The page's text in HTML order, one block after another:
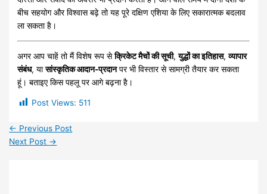
बीच सहयोग और विश्वास बढ़े तो यह पूरे दक्षिण एशिया के लिए सकारात्मक बदलाव
ला सकता है।
अगर आप चाहें तो मैं विशेष रूप सेक्रिकेट मैचों की सूची,युद्धों का इतिहास,व्यापार
संबंध, यासांस्कृतिक आदान-प्रदानपर भी विस्तार से सामग्री तैयार कर सकता
हूं। बताइए किस पहलू पर आगे बढ़ना है।
Post Views: 511
← Previous Post
Next Post →